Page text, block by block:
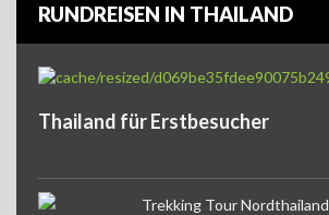
RUNDREISEN IN THAILAND
Thailand für Erstbesucher
Trekking Tour Nordthailand